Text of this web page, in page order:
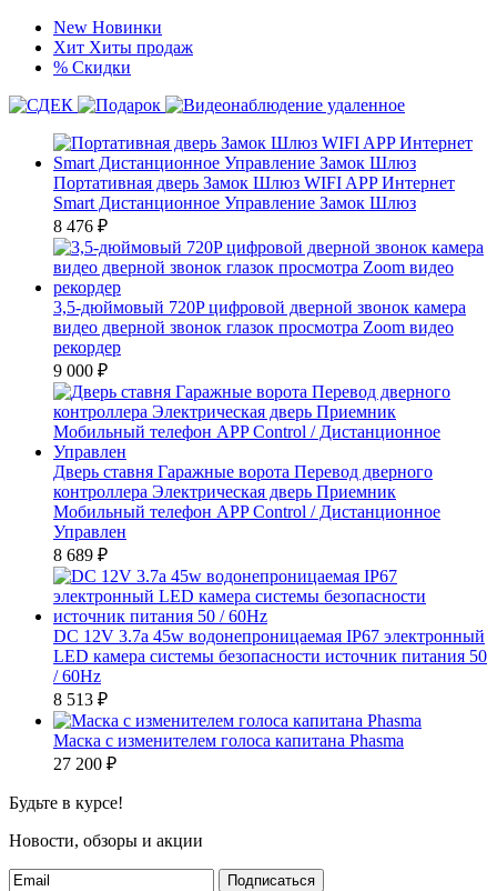
New Новинки
Хит Хиты продаж
% Скидки
Портативная дверь Замок Шлюз WIFI APP Интернет
Smart Дистанционное Управление Замок Шлюз
8 476 ₽
3,5-дюймовый 720P цифровой дверной звонок камера
видео дверной звонок глазок просмотра Zoom видео
рекордер
9 000 ₽
Дверь ставня Гаражные ворота Перевод дверного
контроллера Электрическая дверь Приемник
Мобильный телефон APP Control / Дистанционное
Управлен
8 689 ₽
DC 12V 3.7а 45w водонепроницаемая IP67 электронный
LED камера системы безопасности источник питания 50
/ 60Hz
8 513 ₽
Маска с изменителем голоса капитана Phasma
27 200 ₽
Будьте в курсе!
Новости, обзоры и акции
Подписаться